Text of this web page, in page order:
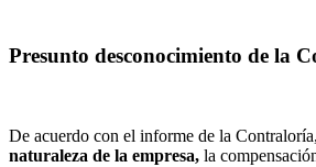
Presunto desconocimiento de la
De acuerdo con el informe de la
naturaleza de la empresa, la